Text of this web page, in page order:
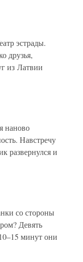
эстрады.
друзья,
из Латвии
наново
Навстречу
развернулся и
со стороны
Девять
минут они